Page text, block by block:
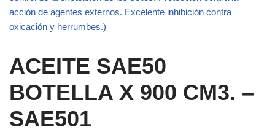
ACEITE SAE50
BOTELLA X 900 CM3. –
SAE501